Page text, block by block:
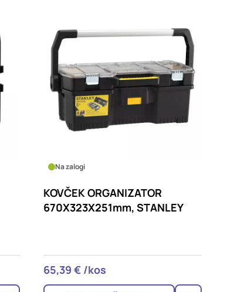
Na zalogi
KOVČEK ORGANIZATOR
670X323X251mm, STANLEY
65,39 € /kos